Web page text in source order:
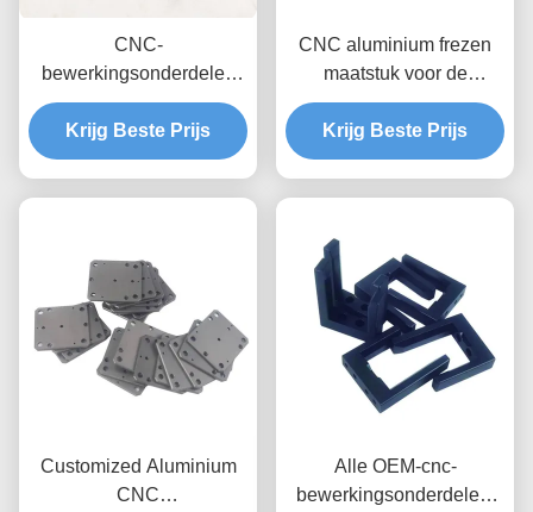
CNC-
bewerkingsonderdelen
van roestvrij staal en
aluminium met hoge
precisie en aangepaste
Krijg Beste Prijs
CNC aluminium frezen
maatstuk voor de
productie van hoge
precisiebatches
Krijg Beste Prijs
Customized Aluminium
CNC
Alle OEM-cnc-
bewerkingsonderdelen,